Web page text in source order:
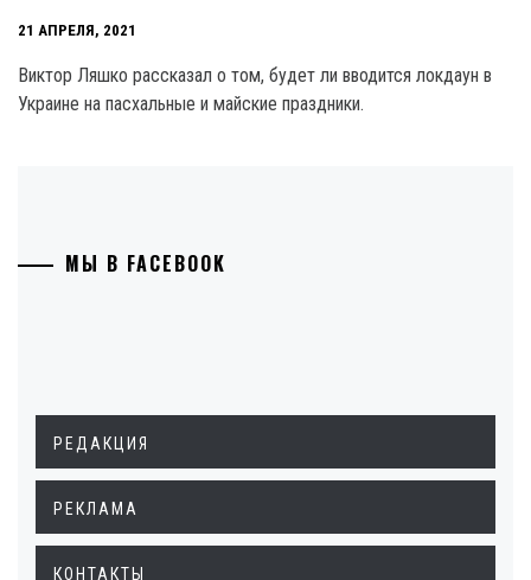
21 АПРЕЛЯ, 2021
Виктор Ляшко рассказал о том, будет ли вводится локдаун в
Украине на пасхальные и майские праздники.
МЫ В FACEBOOK
РЕДАКЦИЯ
РЕКЛАМА
КОНТАКТЫ